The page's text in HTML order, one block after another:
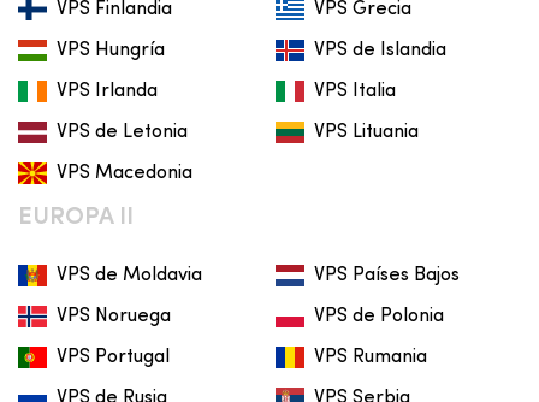
VPS Finlandia VPS Grecia
VPS Hungría VPS de Islandia
VPS Irlanda VPS Italia
VPS de Letonia VPS Lituania
VPS Macedonia
EUROPA II
VPS de Moldavia VPS Países Bajos
VPS Noruega VPS de Polonia
VPS Portugal VPS Rumania